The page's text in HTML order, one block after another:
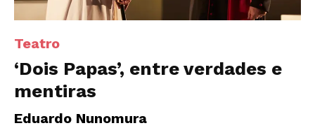
Teatro
‘Dois Papas’, entre verdades e
mentiras
Eduardo Nunomura